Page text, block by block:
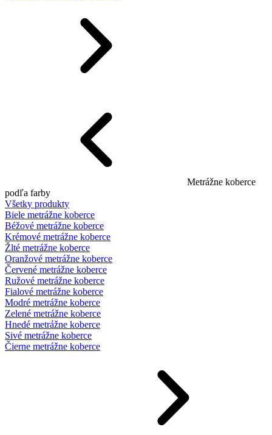
Metrážne koberce
podľa farby
Všetky produkty
Biele metrážne koberce
Béžové metrážne koberce
Krémové metrážne koberce
Žlté metrážne koberce
Oranžové metrážne koberce
Červené metrážne koberce
Ružové metrážne koberce
Fialové metrážne koberce
Modré metrážne koberce
Zelené metrážne koberce
Hnedé metrážne koberce
Sivé metrážne koberce
Čierne metrážne koberce